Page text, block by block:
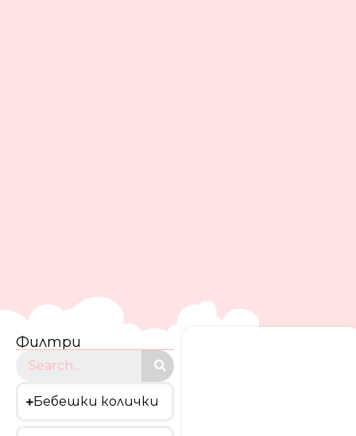
Филтри
Бебешки колички